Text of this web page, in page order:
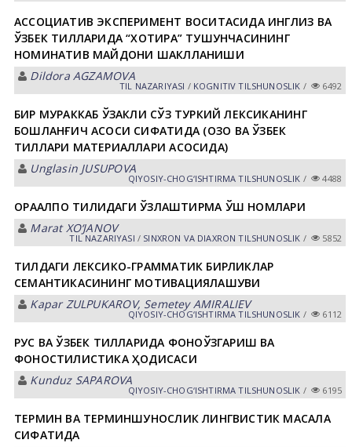
АССОЦИАТИВ ЭКСПЕРИМЕНТ ВОСИТАСИДА ИНГЛИЗ ВА
ЎЗБЕК ТИЛЛАРИДА “ХОТИРА” ТУШУНЧАСИНИНГ
НОМИНАТИВ МАЙДОНИ ШАКЛЛАНИШИ
Dildora АGZАMOVА
TIL NАZАRIYASI / KOGNITIV TILSHUNOSLIK / 6492
БИР МУРАККАБ ЎЗАКЛИ СЎЗ ТУРКИЙ ЛЕКСИКАНИНГ
БОШЛАНҒИЧ АСОСИ СИФАТИДА (ҚОЗОҚ ВА ЎЗБЕК
ТИЛЛАРИ МАТЕРИАЛЛАРИ АСОСИДА)
Unglasin JUSUPOVА
QIYOSIY-CHOG‘ISHTIRMA TILSHUNOSLIK / 4488
ҚОРАҚАЛПОҚ ТИЛИДАГИ ЎЗЛАШТИРМА ҚЎШ НОМЛАРИ
Marat XO‘JANOV
TIL NАZАRIYASI / SINXRON VА DIАXRON TILSHUNOSLIK / 5852
ТИЛДАГИ ЛЕКСИКО-ГРАММАТИК БИРЛИКЛАР
СЕМАНТИКАСИНИНГ МОТИВАЦИЯЛАШУВИ
Kapar ZULPUKАROV, Semetey АMIRАLIEV
QIYOSIY-CHOG‘ISHTIRMA TILSHUNOSLIK / 6112
РУС ВА ЎЗБЕК ТИЛЛАРИДА ФОНОЎЗГАРИШ ВА
ФОНОСТИЛИСТИКА ҲОДИСАСИ
Kunduz SАPАROVА
QIYOSIY-CHOG‘ISHTIRMA TILSHUNOSLIK / 6195
ТЕРМИН ВА ТЕРМИНШУНОСЛИК ЛИНГВИСТИК МАСАЛА
СИФАТИДА